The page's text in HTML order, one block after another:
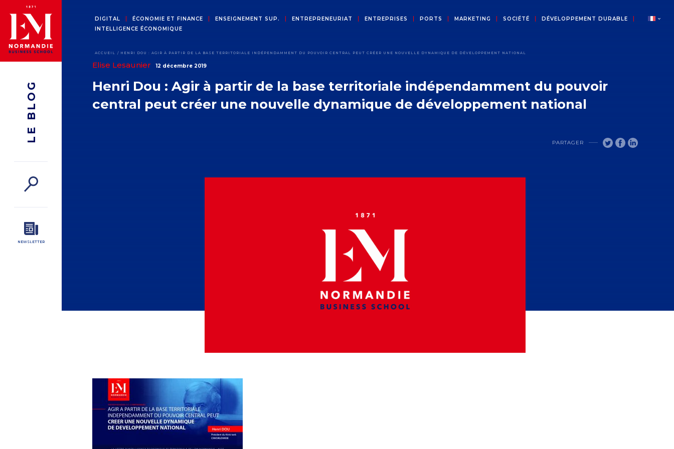
DIGITAL ÉCONOMIE ET FINANCE ENSEIGNEMENT SUP. ENTREPRENEURIAT ENTREPRISES PORTS MARKETING SOCIÉTÉ
DÉVELOPPEMENT DURABLE
INTELLIGENCE ÉCONOMIQUE
ACCUEIL HENRI DOU : AGIR À PARTIR DE LA BASE TERRITORIALE INDÉPENDAMMENT DU POUVOIR CENTRAL PEUT CRÉER UNE NOUVELLE DYNAMIQUE DE DÉVELOPPEMENT NATIONAL
LE BLOG
NEWSLETTER
Elise Lesaunier 12 décembre 2019
Henri Dou : Agir à partir de la base territoriale indépendamment du pouvoir
central peut créer une nouvelle dynamique de développement national
PARTAGER